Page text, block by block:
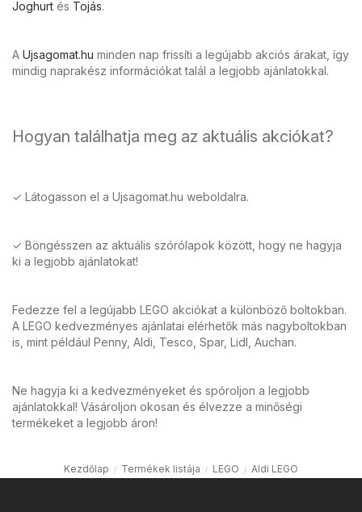
Joghurt és Tojás.
A Ujsagomat.hu minden nap frissíti a legújabb akciós árakat, így
mindig naprakész információkat talál a legjobb ajánlatokkal.
Hogyan találhatja meg az aktuális akciókat?
✓ Látogasson el a Ujsagomat.hu weboldalra.
✓ Böngésszen az aktuális szórólapok között, hogy ne hagyja
ki a legjobb ajánlatokat!
Fedezze fel a legújabb LEGO akciókat a különböző boltokban.
A LEGO kedvezményes ajánlatai elérhetők más nagyboltokban
is, mint például Penny, Aldi, Tesco, Spar, Lidl, Auchan.
Ne hagyja ki a kedvezményeket és spóroljon a legjobb
ajánlatokkal! Vásároljon okosan és élvezze a minőségi
termékeket a legjobb áron!
Kezdőlap Termékek listája LEGO Aldi LEGO